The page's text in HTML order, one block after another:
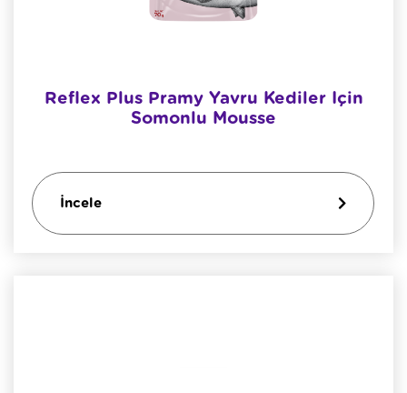
Reflex Plus Pramy Yavru Kediler Için
Somonlu Mousse
İncele